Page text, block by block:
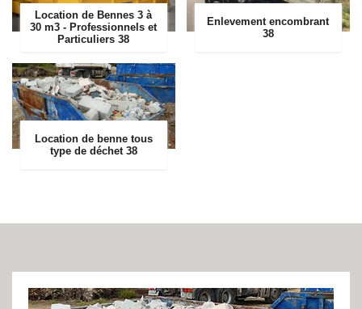
Location de Bennes 3 à
30 m3 - Professionnels et
Particuliers 38
Enlevement encombrant
38
Location de benne tous
type de déchet 38